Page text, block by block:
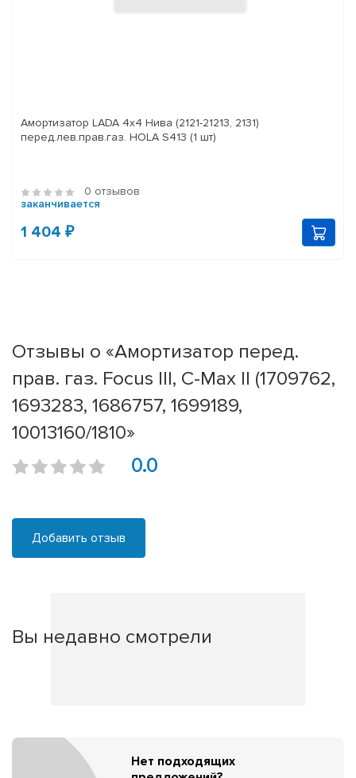
Амортизатор LADA 4x4 Нива (2121-21213, 2131)
перед.лев.прав.газ. HOLA S413 (1 шт)
0 отзывов
заканчивается
1 404 ₽
Отзывы о «Амортизатор перед.
прав. газ. Focus III, C-Max II (1709762,
1693283, 1686757, 1699189,
10013160/1810»
0.0
Добавить отзыв
Вы недавно смотрели
Нет подходящих